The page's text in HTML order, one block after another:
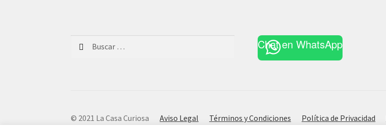
Chat en WhatsApp
© 2021 La Casa CuriosaAviso Legal Términos y Condiciones Política de Privacidad